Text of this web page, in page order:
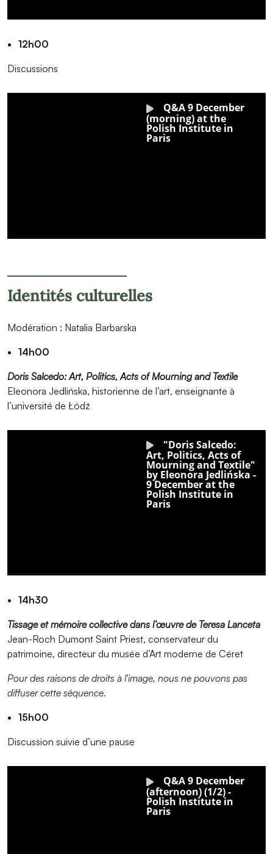
12h00
Discussions
Identités culturelles
Modération : Natalia Barbarska
14h00
Doris Salcedo: Art, Politics, Acts of Mourning and Textile
Eleonora Jedlińska, historienne de l’art, enseignante à
l’université de Łódź
14h30
Tissage et mémoire collective dans l’œuvre de Teresa Lanceta
Jean-Roch Dumont Saint Priest, conservateur du
patrimoine, directeur du musée d’Art moderne de Céret
Pour des raisons de droits à l'image, nous ne pouvons pas
diffuser cette séquence.
15h00
Discussion suivie d’une pause